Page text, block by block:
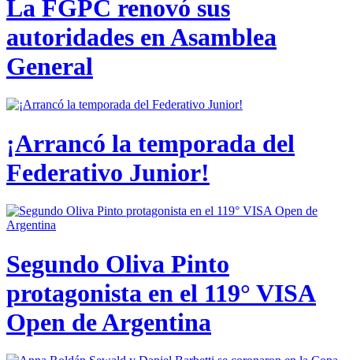
La FGPC renovó sus
autoridades en Asamblea
General
¡Arrancó la temporada del
Federativo Junior!
Segundo Oliva Pinto
protagonista en el 119° VISA
Open de Argentina